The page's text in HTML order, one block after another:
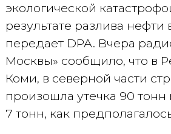
экологической
результате разлива нефти
передает DPA. Вчера
Москвы» сообщило, что в
Коми, в северной части
произошла утечка 90 тонн
7 тонн, как